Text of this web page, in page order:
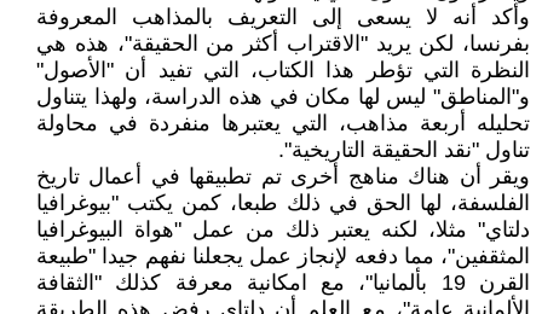
وأكد أنه لا يسعى إلى التعريف بالمذاهب المعروفة
بفرنسا، لكن يريد "الاقتراب أكثر من الحقيقة"، هذه هي
النظرة التي تؤطر هذا الكتاب، التي تفيد أن "الأصول"
و"المناطق" ليس لها مكان في هذه الدراسة، ولهذا يتناول
تحليله أربعة مذاهب، التي يعتبرها منفردة في محاولة
تناول "نقد الحقيقة التاريخية".
ويقر أن هناك مناهج أخرى تم تطبيقها في أعمال تاريخ
الفلسفة، لها الحق في ذلك طبعا، كمن يكتب "بيوغرافيا
دلتاي" مثلا، لكنه يعتبر ذلك من عمل "هواة البيوغرافيا
المثقفين"، مما دفعه لإنجاز عمل يجعلنا نفهم جيدا "طبيعة
القرن 19 بألمانيا"، مع امكانية معرفة كذلك "الثقافة